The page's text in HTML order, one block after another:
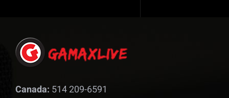
Canada: 514 209-6591